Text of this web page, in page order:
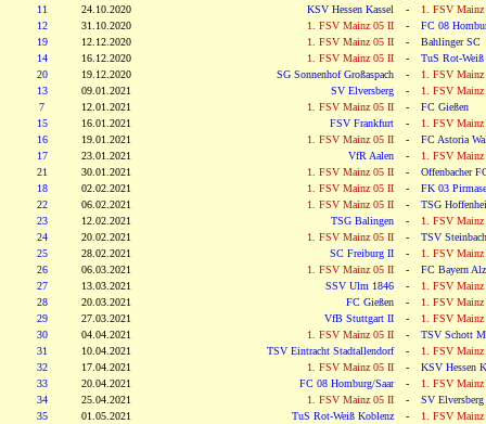
11
24.10.2020 KSV Hessen Kassel -
1. FSV
12
31.10.2020 1. FSV Mainz 05 II -
FC 08
19
12.12.2020 1. FSV Mainz 05 II -
Bahlinger SC
14
16.12.2020 1. FSV Mainz 05 II -
TuS Rot-
20
19.12.2020 SG Sonnenhof Großaspach -
1. FSV
13
09.01.2021 SV Elversberg -
1. FSV
7
12.01.2021 1. FSV Mainz 05 II -
FC Gießen
15
16.01.2021 FSV Frankfurt -
1. FSV
16
19.01.2021 1. FSV Mainz 05 II -
FC Astoria
17
23.01.2021 VfR Aalen -
1. FSV
21
30.01.2021 1. FSV Mainz 05 II -
Offenbacher
18
02.02.2021 1. FSV Mainz 05 II -
FK 03
22
06.02.2021 1. FSV Mainz 05 II -
TSG
23
12.02.2021 TSG Balingen -
1. FSV
24
20.02.2021 1. FSV Mainz 05 II -
TSV Steinbach
25
28.02.2021 SC Freiburg II -
1. FSV
26
06.03.2021 1. FSV Mainz 05 II -
FC Bayern
27
13.03.2021 SSV Ulm 1846 -
1. FSV
28
20.03.2021 FC Gießen -
1. FSV
29
27.03.2021 VfB Stuttgart II -
1. FSV
30
04.04.2021 1. FSV Mainz 05 II -
TSV Schott
31
10.04.2021 TSV Eintracht Stadtallendorf -
1. FSV
32
17.04.2021 1. FSV Mainz 05 II -
KSV Hessen
33
20.04.2021 FC 08 Homburg/Saar -
1. FSV
34
25.04.2021 1. FSV Mainz 05 II -
SV Elversberg
35
01.05.2021 TuS Rot-Weiß Koblenz -
1. FSV